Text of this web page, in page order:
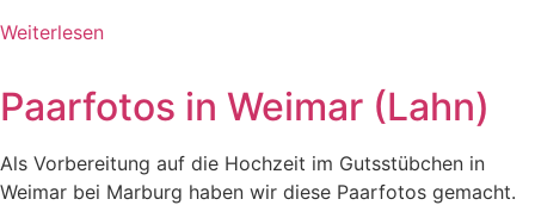
Weiterlesen
Paarfotos in Weimar (Lahn)
Als Vorbereitung auf die Hochzeit im Gutsstübchen in
Weimar bei Marburg haben wir diese Paarfotos gemacht.